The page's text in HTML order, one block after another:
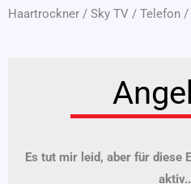
Haartrockner / Sky TV / Telefon /
Es tut mir leid, aber für diese